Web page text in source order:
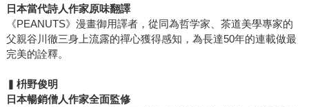
日本當代詩人作家原味翻譯
《PEANUTS》漫畫御用譯者，從同為哲学家、茶道美學專家的
父親谷川徹三身上流露的禪心獲得感知，為長達50年的連載做最
完美的詮釋。
▍ 枡野俊明
日本暢銷僧人作家全面監修